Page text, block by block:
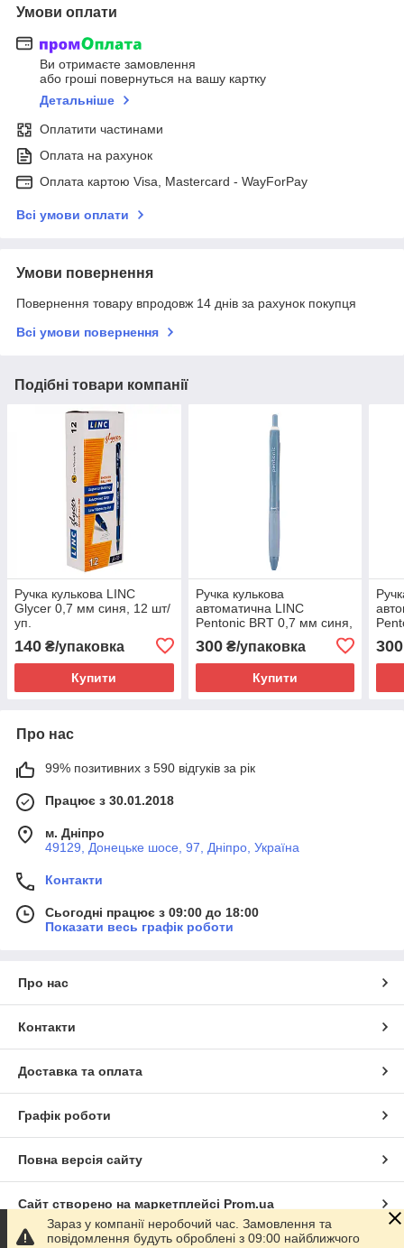
Умови оплати
Ви отримаєте замовлення
або гроші повернуться на вашу картку
Детальніше
Оплатити частинами
Оплата на рахунок
Оплата картою Visa, Mastercard - WayForPay
Всі умови оплати
Умови повернення
Повернення товару впродовж 14 днів за рахунок покупця
Всі умови повернення
Подібні товари компанії
Ручка кулькова LINC
Glycer 0,7 мм синя, 12 шт/
уп.
140 ₴/упаковка
Купити
Ручка кулькова
автоматична LINC
Pentonic BRT 0,7 мм синя,
300₴/упаковка
Купити
300
Про нас
99% позитивних з 590 відгуків за рік
Працює з 30.01.2018
м. Дніпро
49129, Донецьке шосе, 97, Дніпро, Україна
Контакти
Сьогодні працює з 09:00 до 18:00
Показати весь графік роботи
Про нас
Контакти
Доставка та оплата
Графік роботи
Повна версія сайту
Сайт створено на маркетплейсі Prom.ua
Зараз у компанії неробочий час. Замовлення та
повідомлення будуть оброблені з 09:00 найближчого